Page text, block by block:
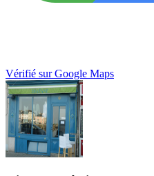
Vérifié sur Google Maps